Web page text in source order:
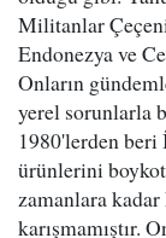
Militanlar
Endonezya ve
Onların
yerel sorunlarla
1980'lerden beri
ürünlerini boykot
zamanlara kadar
karışmamıştır.